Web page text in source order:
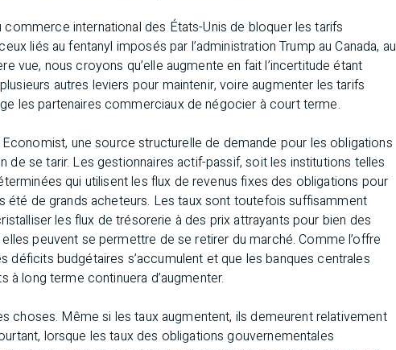
international des États-Unis de bloquer les tarifs
liés au fentanyl imposés par l’administration Trump au Canada, au
vue, nous croyons qu’elle augmente en fait l’incertitude étant
autres leviers pour maintenir, voire augmenter les tarifs
les partenaires commerciaux de négocier à court terme.
une source structurelle de demande pour les obligations
de se tarir. Les gestionnaires actif-passif, soit les institutions telles
qui utilisent les flux de revenus fixes des obligations pour
été de grands acheteurs. Les taux sont toutefois suffisamment
les flux de trésorerie à des prix attrayants pour bien des
peuvent se permettre de se retirer du marché. Comme l’offre
déficits budgétaires s’accumulent et que les banques centrales
à long terme continuera d’augmenter.
choses. Même si les taux augmentent, ils demeurent relativement
lorsque les taux des obligations gouvernementales